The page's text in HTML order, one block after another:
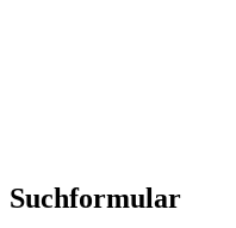
Suchformular